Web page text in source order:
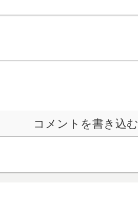
コメントを書き込む